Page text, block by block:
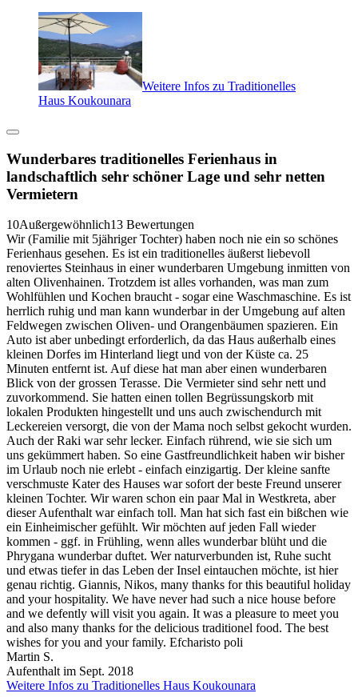
Weitere Infos zu Traditionelles
Haus Koukounara
Wunderbares traditionelles Ferienhaus in
landschaftlich sehr schöner Lage und sehr netten
Vermietern
10Außergewöhnlich13 Bewertungen
Wir (Familie mit 5jähriger Tochter) haben noch nie ein so schönes
Ferienhaus gesehen. Es ist ein traditionelles äußerst liebevoll
renoviertes Steinhaus in einer wunderbaren Umgebung inmitten von
alten Olivenhainen. Trotzdem ist alles vorhanden, was man zum
Wohlfühlen und Kochen braucht - sogar eine Waschmaschine. Es ist
herrlich ruhig und man kann wunderbar in der Umgebung auf alten
Feldwegen zwischen Oliven- und Orangenbäumen spazieren. Ein
Auto ist aber unbedingt erforderlich, da das Haus außerhalb eines
kleinen Dorfes im Hinterland liegt und von der Küste ca. 25
Minuten entfernt ist. Auf diese hat man aber einen wunderbaren
Blick von der grossen Terasse. Die Vermieter sind sehr nett und
zuvorkommend. Sie hatten einen tollen Begrüssungskorb mit
lokalen Produkten hingestellt und uns auch zwischendurch mit
Leckereien versorgt, die von der Mama noch selbst gekocht wurden.
Auch der Raki war sehr lecker. Einfach rührend, wie sie sich um
uns gekümmert haben. So eine Gastfreundlichkeit haben wir bisher
im Urlaub noch nie erlebt - einfach einzigartig. Der kleine sanfte
verschmuste Kater des Hauses war sofort der beste Freund unserer
kleinen Tochter. Wir waren schon ein paar Mal in Westkreta, aber
dieser Aufenthalt war einfach toll. Man hat sich fast ein bißchen wie
ein Einheimischer gefühlt. Wir möchten auf jeden Fall wieder
kommen - ggf. in Frühling, wenn alles wunderbar blüht und die
Phrygana wunderbar duftet. Wer naturverbunden ist, Ruhe sucht
und etwas tiefer in das Leben der Insel eintauchen möchte, ist hier
genau richtig. Giannis, Nikos, many thanks for this beautiful holiday
and your hospitality. We have never had such a nice house before
and we defently will visit you again. It was a pleasure to meet you
and also many thanks for the delicious traditionel food. The best
wishes for you and your family. Efcharisto poli
Martin S.
Aufenthalt im Sept. 2018
Weitere Infos zu Traditionelles Haus Koukounara